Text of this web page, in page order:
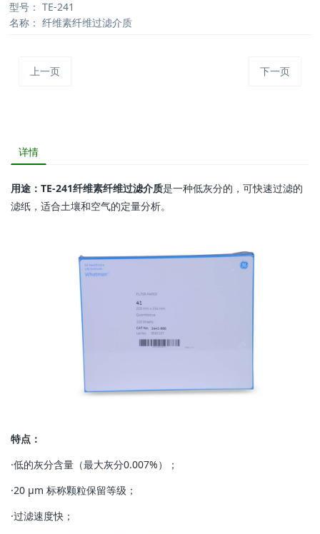
型号： TE-241
名称： 纤维素纤维过滤介质
上一页 下一页
详情
用途：TE-241纤维素纤维过滤介质是一种低灰分的，可快速过滤的
滤纸，适合土壤和空气的定量分析。
特点：
·低的灰分含量（最大灰分0.007%）；
·20 μm 标称颗粒保留等级；
·过滤速度快；